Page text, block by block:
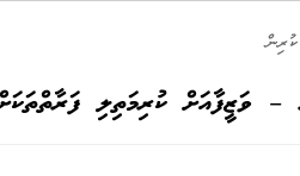
ވަޒީފާއަށް ކުރިމަތިލި